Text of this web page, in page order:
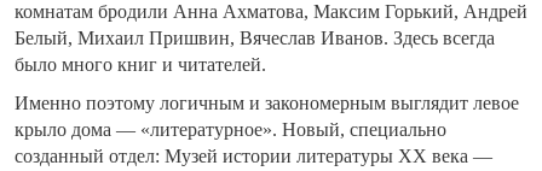
комнатам бродили Анна Ахматова, Максим Горький, Андрей
Белый, Михаил Пришвин, Вячеслав Иванов. Здесь всегда
было много книг и читателей.
Именно поэтому логичным и закономерным выглядит левое
крыло дома — «литературное». Новый, специально
созданный отдел: Музей истории литературы XX века —